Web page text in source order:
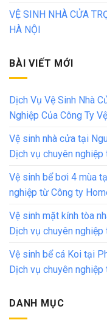
VỆ SINH NHÀ CỬA
HÀ NỘI
BÀI VIẾT MỚI
Dịch Vụ Vệ Sinh Nhà
Nghiệp Của Công Ty
Vệ sinh nhà cửa tại
Dịch vụ chuyên
Vệ sinh bể bơi 4 mùa
nghiệp từ Công ty
Vệ sinh mặt kính tòa
Dịch vụ chuyên
Vệ sinh bể cá Koi tại
Dịch vụ chuyên
DANH MỤC